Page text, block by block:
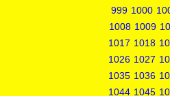
999 1000
1008 1009
1017 1018
1026 1027
1035 1036
1044 1045